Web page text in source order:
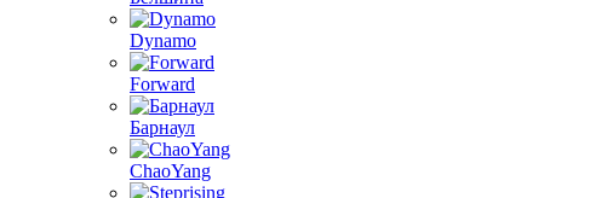
Dynamo
Forward
Барнаул
ChaoYang